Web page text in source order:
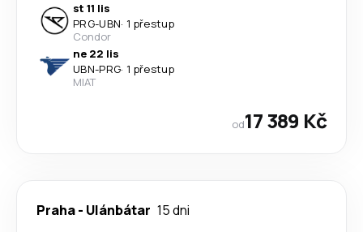
st 11 lis
PRG-UBN· 1 přestup
Condor
ne 22 lis
UBN-PRG· 1 přestup
MIAT
od17 389 Kč
Praha- Ulánbátar 15 dni